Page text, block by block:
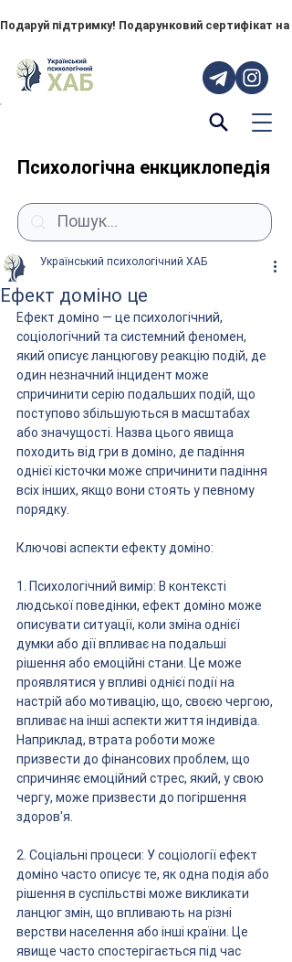
Подаруй підтримку! Подарунковий сертифікат
Психологічна енкциклопедія
Ефект доміно це
Український психологічний ХАБ
Ефект доміно — це психологічний,
соціологічний та системний феномен,
який описує ланцюгову реакцію подій, де
один незначний інцидент може
спричинити серію подальших подій, що
поступово збільшуються в масштабах
або значущості. Назва цього явища
походить від гри в доміно, де падіння
однієї кісточки може спричинити падіння
всіх інших, якщо вони стоять у певному
порядку.
Ключові аспекти ефекту доміно:
1. Психологічний вимір: В контексті
людської поведінки, ефект доміно може
описувати ситуації, коли зміна однієї
думки або дії впливає на подальші
рішення або емоційні стани. Це може
проявлятися у впливі однієї події на
настрій або мотивацію, що, своєю чергою,
впливає на інші аспекти життя індивіда.
Наприклад, втрата роботи може
призвести до фінансових проблем, що
спричиняє емоційний стрес, який, у свою
чергу, може призвести до погіршення
здоров'я.
2. Соціальні процеси: У соціології ефект
доміно часто описує те, як одна подія або
рішення в суспільстві може викликати
ланцюг змін, що впливають на різні
верстви населення або інші країни. Це
явище часто спостерігається під час